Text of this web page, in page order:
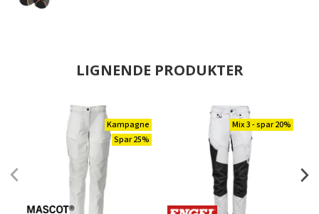
LIGNENDE PRODUKTER
Kampagne
Spar 25%
Mix 3 - spar 20%